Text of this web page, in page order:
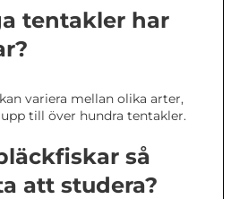
tentakler har
variera mellan olika arter,
till över hundra tentakler.
så
att studera?